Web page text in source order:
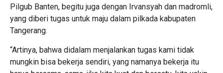
Pilgub Banten, begitu juga dengan Irvansyah dan madromli,
yang diberi tugas untuk maju dalam pilkada kabupaten
Tangerang.
“Artinya, bahwa didalam menjalankan tugas kami tidak
mungkin bisa bekerja sendiri, yang namanya bekerja itu